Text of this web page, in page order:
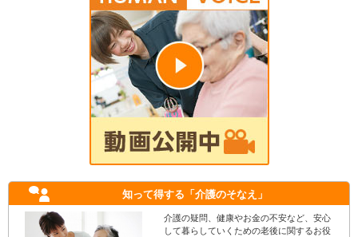
知って得する 「介護のそなえ」
介護の疑問、健康やお金の不安など、安心
して暮らしていくための老後に関するお役